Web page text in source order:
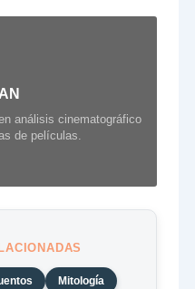
análisis cinematográfico
de películas.
Mitología